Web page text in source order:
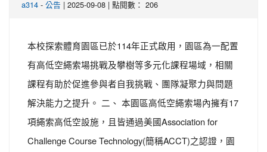
a314 - 公告 | 2025-09-08 | 點閱數： 206
本校探索體育園區已於114年正式啟用，園區為一配置
有高低空繩索場挑戰及攀樹等多元化課程場域，相關
課程有助於促進參與者自我挑戰、團隊凝聚力與問題
解決能力之提升。 二、 本園區高低空繩索場內擁有17
項繩索高低空設施，且皆通過美國Association for
Challenge Course Technology(簡稱ACCT)之認證，園